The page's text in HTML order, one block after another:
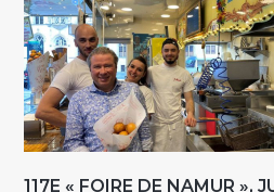
117E « FOIRE DE NAMUR »,